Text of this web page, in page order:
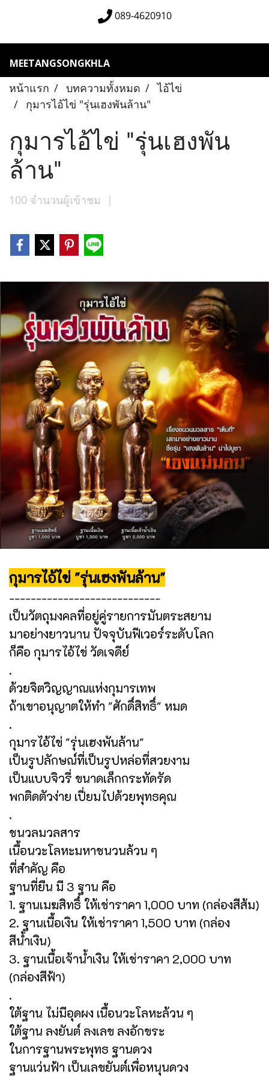
089-4620910
MEETANGSONGKHLA
หน้าแรก บทความทั้งหมด
ไอ้ไข่
กุมารไอ้ไข่ "รุ่นเฮงพันล้าน"
กุมารไอ้ไข่ "รุ่นเฮงพัน
ล้าน"
100 จำนวนผู้เข้าชม |
กุมารไอ้ไข่ "รุ่นเฮงพันล้าน"
----------------------------
เป็นวัตถุมงคลที่อยู่คู่รายการมันตระสยาม
มาอย่างยาวนาน ปัจจุบันฟีเวอร์ระดับโลก
ก็คือ กุมารไอ้ไข่ วัดเจดีย์
.
ด้วยจิตวิญญาณแห่งกุมารเทพ
ถ้าเขาอนุญาตให้ทำ "ศักดิ์สิทธิ์" หมด
.
กุมารไอ้ไข่ "รุ่นเฮงพันล้าน"
เป็นรูปลักษณ์ที่เป็นรูปหล่อที่สวยงาม
เป็นแบบจิวรี่ ขนาดเล็กกระทัดรัด
พกติดตัวง่าย เปี่ยมไปด้วยพุทธคุณ
.
ชนวลมวลสาร
เนื้อนวะโลหะมหาชนวนล้วน ๆ
ที่สำคัญ คือ
ฐานที่ยืน มี 3 ฐาน คือ
1. ฐานเมฆสิทธิ์ ให้เช่าราคา 1,000 บาท (กล่องสีส้ม)
2. ฐานเนื้อเงิน ให้เช่าราคา 1,500 บาท (กล่อง
สีน้ำเงิน)
3. ฐานเนื้อเจ้าน้ำเงิน ให้เช่าราคา 2,000 บาท
(กล่องสีฟ้า)
.
ใต้ฐาน ไม่มีอุดผง เนื้อนวะโลหะล้วน ๆ
ใต้ฐาน ลงยันต์ ลงเลข ลงอักขระ
ในการฐานพระพุทธ ฐานดวง
ฐานแว่นฟ้า เป็นเลขยันต์เพื่อหนุนดวง